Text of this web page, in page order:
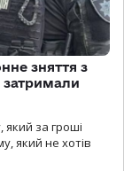
зняття з
затримали
який за гроші
який не хотів